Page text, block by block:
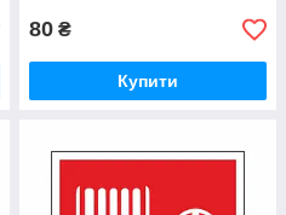
80 ₴
Купити